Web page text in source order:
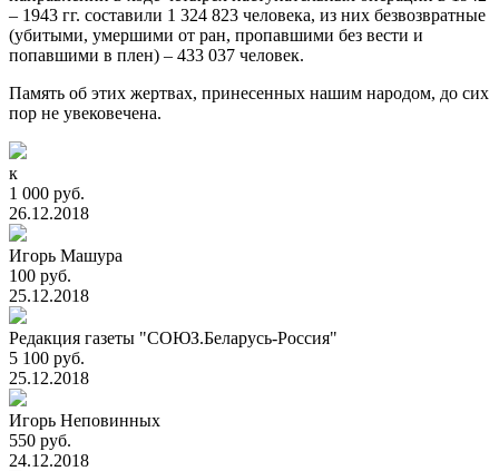
– 1943 гг. составили 1 324 823 человека, из них безвозвратные
(убитыми, умершими от ран, пропавшими без вести и
попавшими в плен) – 433 037 человек.
Память об этих жертвах, принесенных нашим народом, до сих
пор не увековечена.
к
1 000 руб.
26.12.2018
Игорь Машура
100 руб.
25.12.2018
Редакция газеты "СОЮЗ.Беларусь-Россия"
5 100 руб.
25.12.2018
Игорь Неповинных
550 руб.
24.12.2018